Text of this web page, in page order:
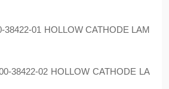
38422-01 HOLLOW CATHODE LAM
38422-02 HOLLOW CATHODE LA